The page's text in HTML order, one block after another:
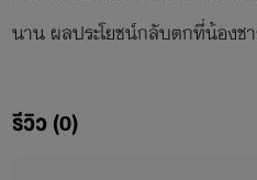
นาน ผลประโยชน์กลับตกที่น้องช
รีวิว (0)